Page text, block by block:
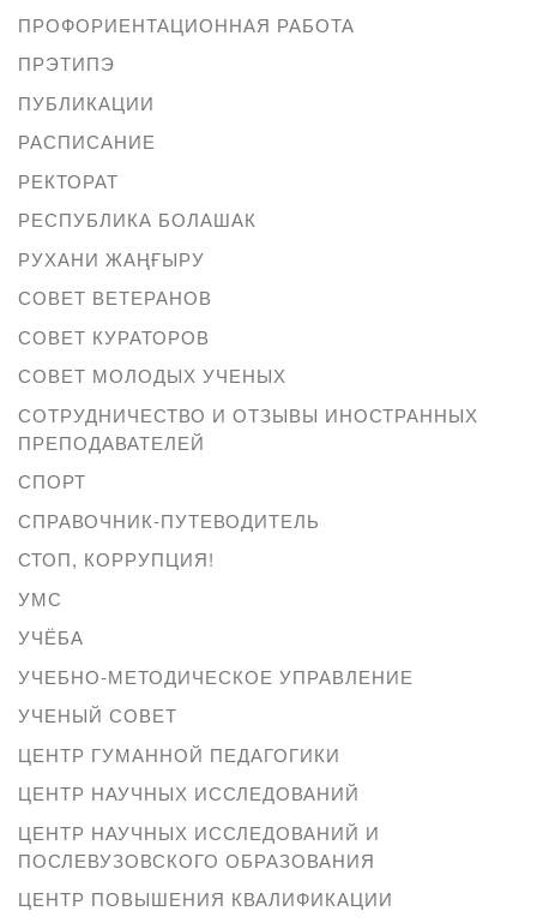
ПРОФОРИЕНТАЦИОННАЯ РАБОТА
ПРЭТИПЭ
ПУБЛИКАЦИИ
РАСПИСАНИЕ
РЕКТОРАТ
РЕСПУБЛИКА БОЛАШАК
РУХАНИ ЖАҢҒЫРУ
СОВЕТ ВЕТЕРАНОВ
СОВЕТ КУРАТОРОВ
СОВЕТ МОЛОДЫХ УЧЕНЫХ
СОТРУДНИЧЕСТВО И ОТЗЫВЫ ИНОСТРАННЫХ
ПРЕПОДАВАТЕЛЕЙ
СПОРТ
СПРАВОЧНИК-ПУТЕВОДИТЕЛЬ
СТОП, КОРРУПЦИЯ!
УМС
УЧЁБА
УЧЕБНО-МЕТОДИЧЕСКОЕ УПРАВЛЕНИЕ
УЧЕНЫЙ СОВЕТ
ЦЕНТР ГУМАННОЙ ПЕДАГОГИКИ
ЦЕНТР НАУЧНЫХ ИССЛЕДОВАНИЙ
ЦЕНТР НАУЧНЫХ ИССЛЕДОВАНИЙ И
ПОСЛЕВУЗОВСКОГО ОБРАЗОВАНИЯ
ЦЕНТР ПОВЫШЕНИЯ КВАЛИФИКАЦИИ